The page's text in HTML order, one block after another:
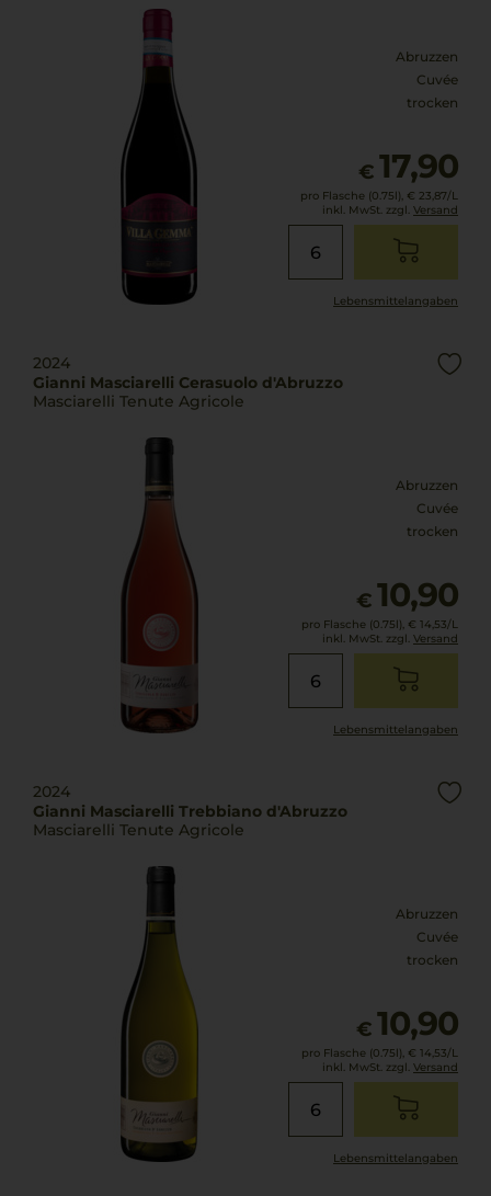
Abruzzen
Cuvée
trocken
€ 17,90
pro Flasche (0.75l), € 23,87/L
inkl. MwSt. zzgl. Versand
Lebensmittel­angaben
2024
Gianni Masciarelli Cerasuolo d'Abruzzo
Masciarelli Tenute Agricole
Abruzzen
Cuvée
trocken
€ 10,90
pro Flasche (0.75l), € 14,53/L
inkl. MwSt. zzgl. Versand
Lebensmittel­angaben
2024
Gianni Masciarelli Trebbiano d'Abruzzo
Masciarelli Tenute Agricole
Abruzzen
Cuvée
trocken
€ 10,90
pro Flasche (0.75l), € 14,53/L
inkl. MwSt. zzgl. Versand
Lebensmittel­angaben